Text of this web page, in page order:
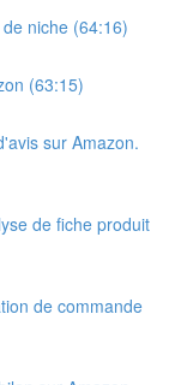
niche (64:16)
(63:15)
sur Amazon.
de fiche produit
de commande